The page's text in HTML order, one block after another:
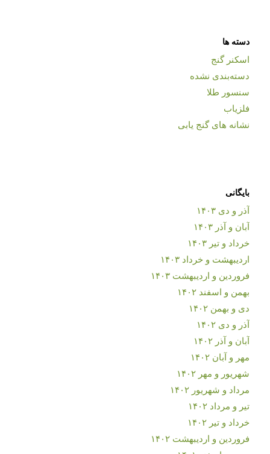
دسته ها
اسکنر گنج
دسته‌بندی نشده
سنسور طلا
فلزیاب
نشانه های گنج یابی
بایگانی
آذر و دی ۱۴۰۳
آبان و آذر ۱۴۰۳
خرداد و تیر ۱۴۰۳
اردیبهشت و خرداد ۱۴۰۳
فروردین و اردیبهشت ۱۴۰۳
بهمن و اسفند ۱۴۰۲
دی و بهمن ۱۴۰۲
آذر و دی ۱۴۰۲
آبان و آذر ۱۴۰۲
مهر و آبان ۱۴۰۲
شهریور و مهر ۱۴۰۲
مرداد و شهریور ۱۴۰۲
تیر و مرداد ۱۴۰۲
خرداد و تیر ۱۴۰۲
فروردین و اردیبهشت ۱۴۰۲